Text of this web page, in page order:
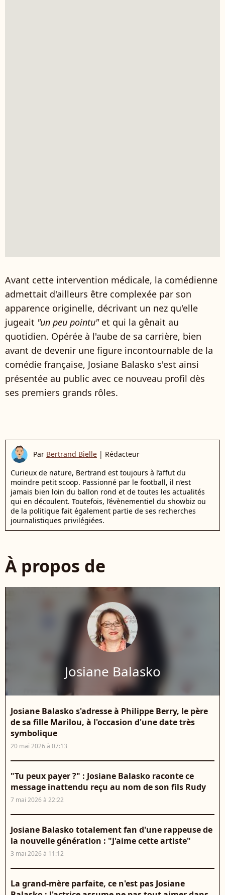
Avant cette intervention médicale, la comédienne
admettait d'ailleurs être complexée par son
apparence originelle, décrivant un nez qu'elle
jugeait "un peu pointu"et qui la gênait au
quotidien. Opérée à l'aube de sa carrière, bien
avant de devenir une figure incontournable de la
comédie française, Josiane Balasko s'est ainsi
présentée au public avec ce nouveau profil dès
ses premiers grands rôles.
Par Bertrand Bielle | Rédacteur
Curieux de nature, Bertrand est toujours à l’affut du
moindre petit scoop. Passionné par le football, il n’est
jamais bien loin du ballon rond et de toutes les actualités
qui en découlent. Toutefois, l’évènementiel du showbiz ou
de la politique fait également partie de ses recherches
journalistiques privilégiées.
À propos de
Josiane Balasko
Josiane Balasko s'adresse à Philippe Berry, le père
de sa fille Marilou, à l'occasion d'une date très
symbolique
20 mai 2026 à 07:13
"Tu peux payer ?" : Josiane Balasko raconte ce
message inattendu reçu au nom de son fils Rudy
7 mai 2026 à 22:22
Josiane Balasko totalement fan d'une rappeuse de
la nouvelle génération : "J'aime cette artiste"
3 mai 2026 à 11:12
La grand-mère parfaite, ce n'est pas Josiane